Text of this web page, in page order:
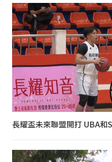
長耀盃未來聯盟開打 UBA和